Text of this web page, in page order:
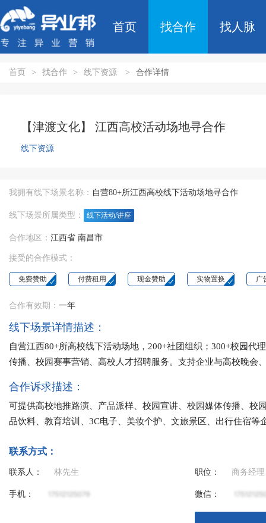
首页 找合作 找人脉
首页 > 找合作 > 线下资源 > 合作详情
【津渡文化】 江西高校活动场地寻合作
线下资源
我拥有线下场景名称： 自营80+所江西高校线下活动场地寻合作
线下场景所属类型： 线下活动/讲座
合作地区： 江西省 南昌市
接受的合作模式：
免费赞助 付费租用 现金赞助 实物置换 广
合作有效期： 一年
线下场景详情描述：
自营江西80+所高校线下活动场地，200+社团组织；300+校园
传播、校园赛事营销、高校人才招聘服务。支持企业与高校晚会
合作诉求描述：
可提供高校地推路演、产品派样、校园宣讲、校园媒体传播、校
品饮料、教育培训、3C电子、美妆个护、文旅景区、出行住宿等
联系方式：
联系人： 林先生 职位： 商务经理
手机： 微信：